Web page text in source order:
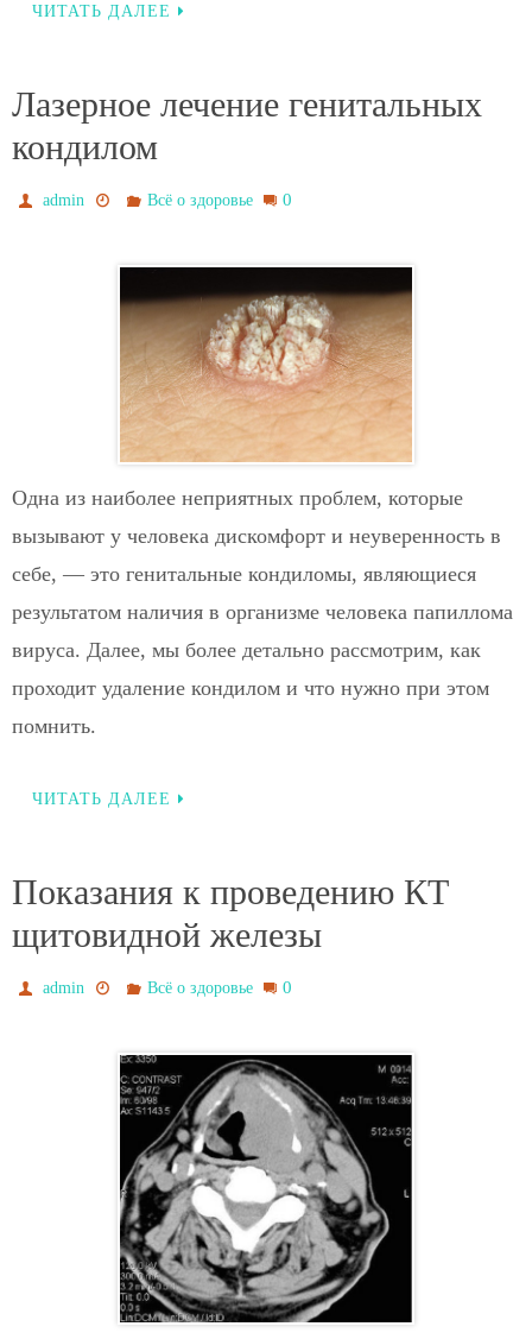
ЧИТАТЬ ДАЛЕЕ
Лазерное лечение генитальных
кондилом
admin Всё о здоровье 0
Одна из наиболее неприятных проблем, которые
вызывают у человека дискомфорт и неуверенность в
себе, — это генитальные кондиломы, являющиеся
результатом наличия в организме человека папиллома
вируса. Далее, мы более детально рассмотрим, как
проходит удаление кондилом и что нужно при этом
помнить.
ЧИТАТЬ ДАЛЕЕ
Показания к проведению КТ
щитовидной железы
admin Всё о здоровье 0